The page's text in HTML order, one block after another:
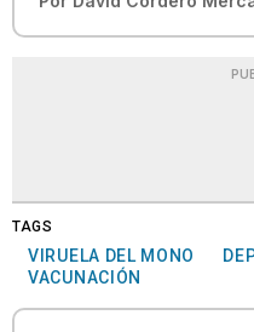
TAGS
VIRUELA DEL MONO
VACUNACIÓN